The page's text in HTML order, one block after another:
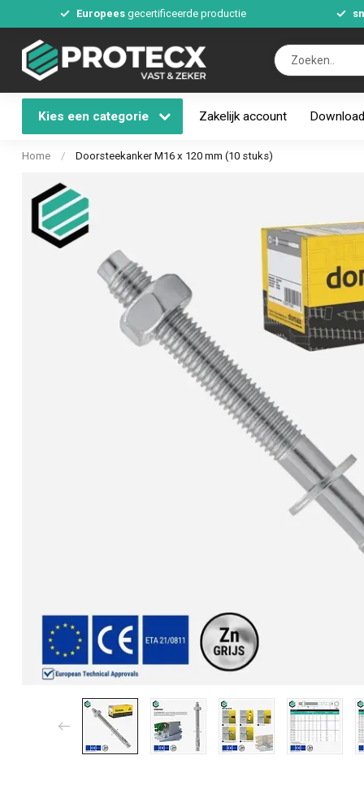
Europeesgecertificeerde productie
Kies een categorie Zakelijk account
Home / Doorsteekanker M16 x 120 mm (10 stuks)